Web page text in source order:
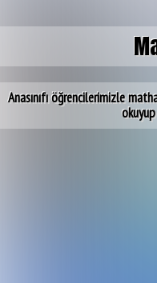
Anasınıfı öğrencilerimizle
okuyup